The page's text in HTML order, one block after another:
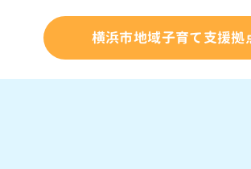
横浜市地域子育て支援拠